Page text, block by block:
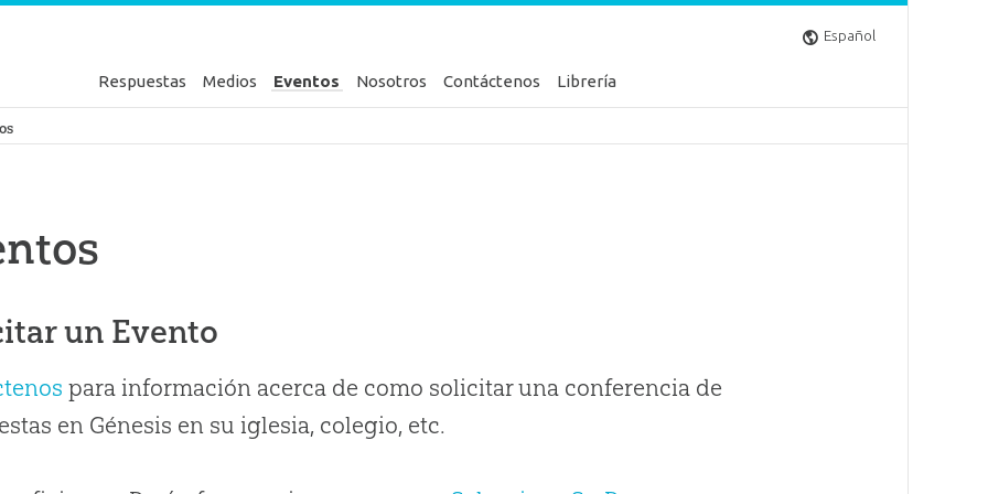
Español
Respuestas Medios Eventos Nosotros Contáctenos Librería
Génesis
un Evento
para información acerca de como solicitar una conferencia de
en Génesis en su iglesia, colegio, etc.